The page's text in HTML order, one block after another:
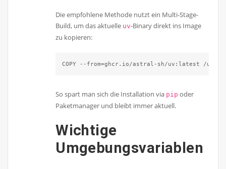
Die empfohlene Methode nutzt ein Multi-Stage-
Build, um das aktuelle uv-Binary direkt ins Image
zu kopieren:
COPY --from=ghcr.io/astral-sh/uv:latest /uv /
So spart man sich die Installation via pip oder
Paketmanager und bleibt immer aktuell.
Wichtige
Umgebungsvariablen